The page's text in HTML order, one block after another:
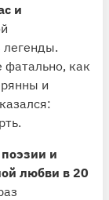
и
легенды.
фатально, как
и
и
любви в 20